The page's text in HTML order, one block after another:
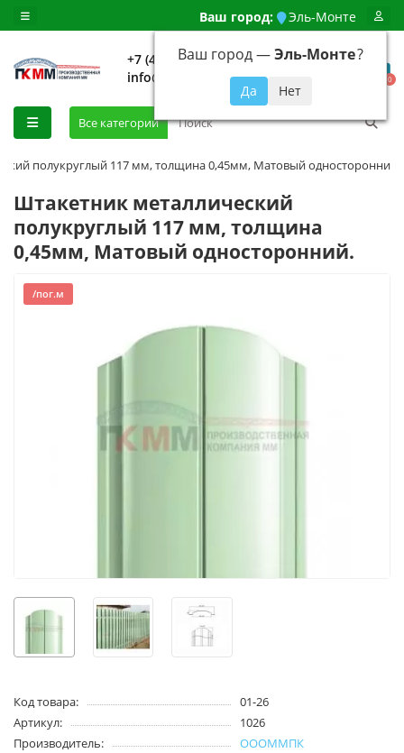
Ваш город: Эль-Монте
Ваш город —Эль-Монте?
+7 (499) 648-92-94
info@evroshtaketnikmoskva.ru
0
Все категории
полукруглый 117 мм, толщина 0,45мм, Матовый односторонний.
Штакетник металлический
полукруглый 117 мм, толщина
0,45мм, Матовый односторонний.
/пог.м
Код товара:
01-26
Артикул:
1026
Производитель:
ОООММПК